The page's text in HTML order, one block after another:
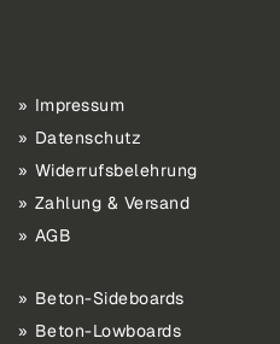
Impressum
Datenschutz
Widerrufsbelehrung
Zahlung & Versand
AGB
Beton-Sideboards
Beton-Lowboards